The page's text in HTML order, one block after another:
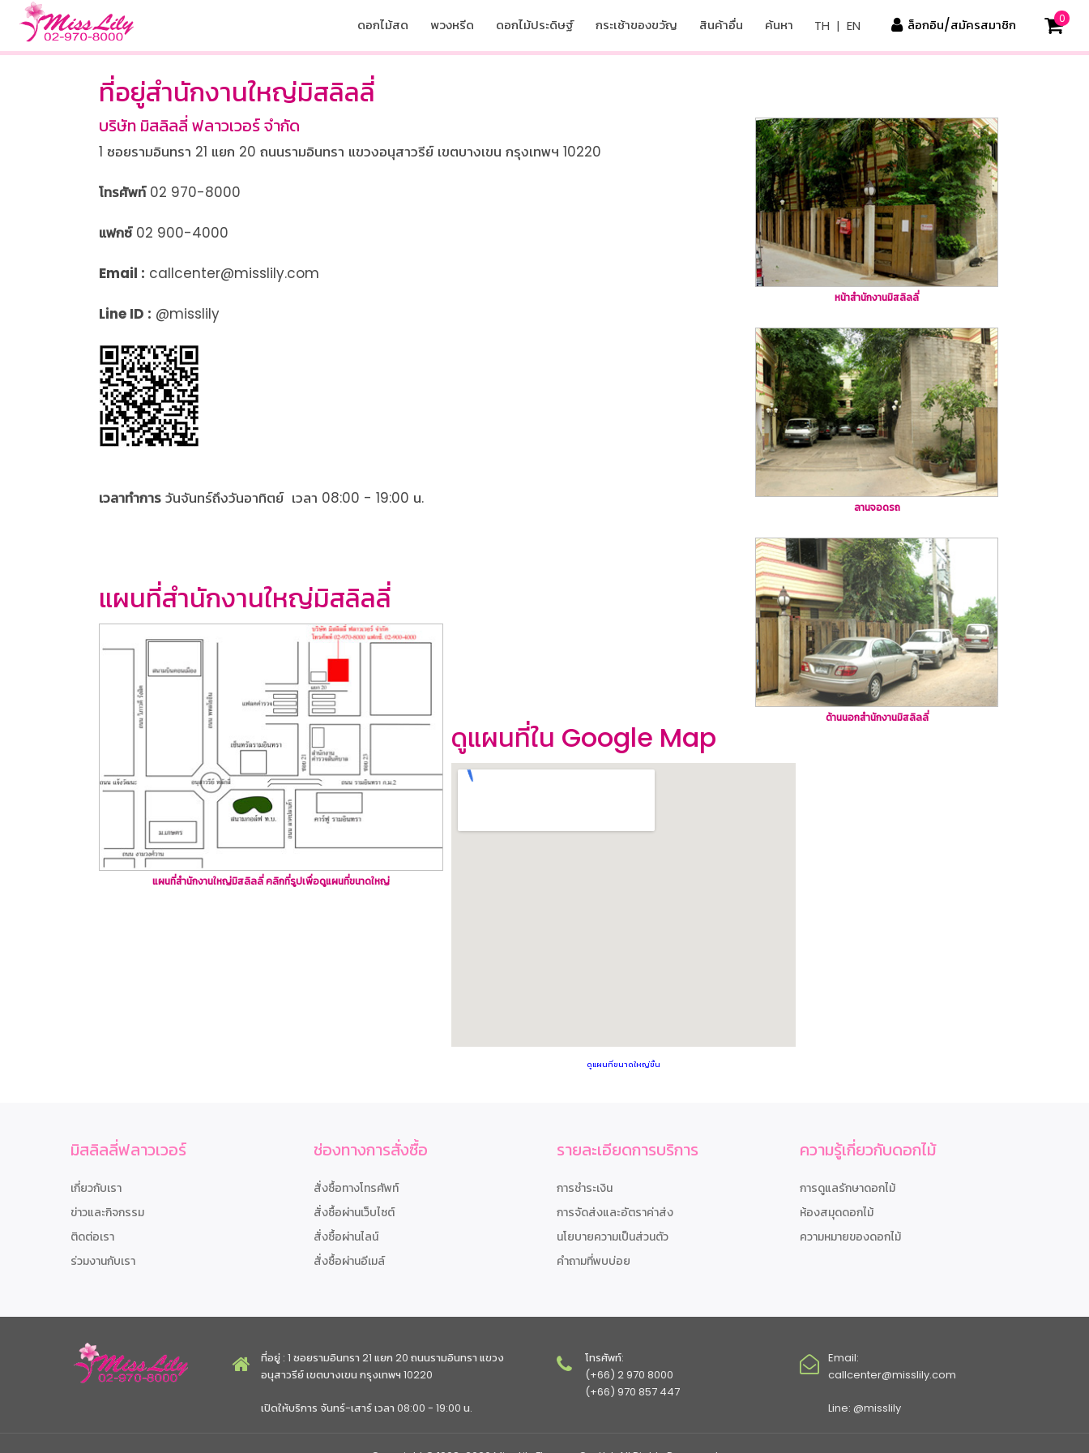
ดอกไม้สด พวงหรีด ดอกไม้ประดิษฐ์ กระเช้าของขวัญ สินค้าอื่น ค้นหา TH | EN ล็อกอิน/สมัครสมาชิก 0
ที่อยู่สำนักงานใหญ่มิสลิลลี่
หน้าสำนักงานมิสลิลลี่
ลานจอดรถ
ด้านนอกสำนักงานมิสลิลลี่
บริษัท มิสลิลลี่ ฟลาวเวอร์ จำกัด
1 ซอยรามอินทรา 21 แยก 20 ถนนรามอินทรา แขวงอนุสาวรีย์ เขตบางเขน กรุงเทพฯ 10220
โทรศัพท์02 970-8000
แฟกซ์02 900-4000
Email : callcenter@misslily.com
Line ID : @misslily
เวลาทำการ วันจันทร์ถึงวันอาทิตย์ เวลา 08:00 - 19:00 น.
แผนที่สำนักงานใหญ่มิสลิลลี่
แผนที่สำนักงานใหญ่มิสลิลลี่ คลิกที่รูปเพื่อดูแผนที่ขนาดใหญ่
ดูแผนที่ใน Google Map
ดูแผนที่ขนาดใหญ่ขึ้น
มิสลิลลี่ฟลาวเวอร์
เกี่ยวกับเรา
ข่าวและกิจกรรม
ติดต่อเรา
ร่วมงานกับเรา
ช่องทางการสั่งซื้อ
สั่งซื้อทางโทรศัพท์
สั่งซื้อผ่านเว็บไซต์
สั่งซื้อผ่านไลน์
สั่งซื้อผ่านอีเมล์
รายละเอียดการบริการ
การชำระเงิน
การจัดส่งและอัตราค่าส่ง
นโยบายความเป็นส่วนตัว
คำถามที่พบบ่อย
ความรู้เกี่ยวกับดอกไม้
การดูแลรักษาดอกไม้
ห้องสมุดดอกไม้
ความหมายของดอกไม้
ที่อยู่ : 1 ซอยรามอินทรา 21 แยก 20 ถนนรามอินทรา แขวง
อนุสาวรีย์ เขตบางเขน กรุงเทพฯ 10220
เปิดให้บริการ จันทร์-เสาร์ เวลา 08:00 - 19:00 น.
โทรศัพท์:
(+66) 2 970 8000
(+66) 970 857 447
Email:
callcenter@misslily.com
Line: @misslily